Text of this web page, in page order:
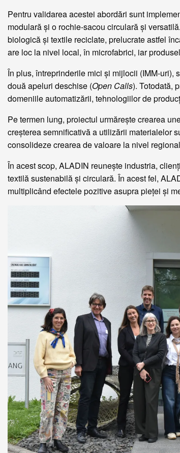
Pentru validarea acestei abordări sunt
modulară și o rochie-sacou circulară și
biologică și textile reciclate, prelucrate astfel
are loc la nivel local, în microfabrici, iar
În plus, întreprinderile mici și mijlocii (IMM-uri),
două apeluri deschise (Open Calls). Totodată,
domeniile automatizării, tehnologiilor de
Pe termen lung, proiectul urmărește crearea
creșterea semnificativă a utilizării materialelor
consolideze crearea de valoare la nivel
În acest scop, ALADIN reunește industria,
textilă sustenabilă și circulară. În acest fel,
multiplicând efectele pozitive asupra pieței și